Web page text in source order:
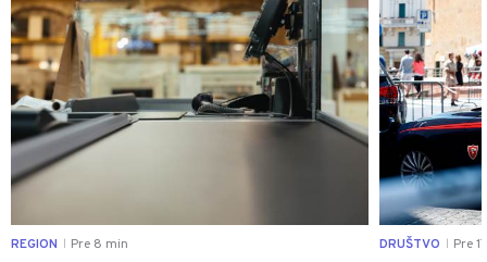
REGION Pre 8 min DRUŠTVO Pre